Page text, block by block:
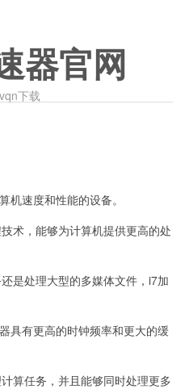
器官网
下载
速度和性能的设备。
，能够为计算机提供更高的处
处理大型的多媒体文件，i7加
有更高的时钟频率和更大的缓
任务，并且能够同时处理更多